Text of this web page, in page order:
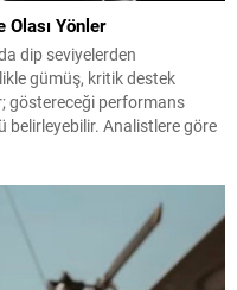
Yönler
dip seviyelerden
gümüş, kritik destek
göstereceği performans
Analistlere göre
gelişmeler sert